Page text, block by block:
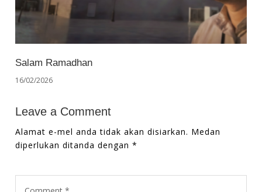
Salam Ramadhan
16/02/2026
Leave a Comment
Alamat e-mel anda tidak akan disiarkan. Medan
diperlukan ditanda dengan*